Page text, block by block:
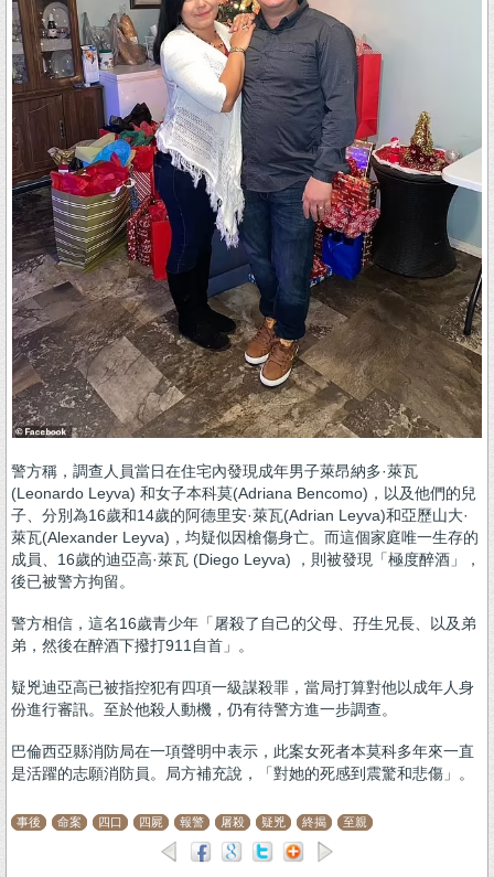
警方稱，調查人員當日在住宅內發現成年男子萊昂納多·萊瓦
(Leonardo Leyva) 和女子本科莫(Adriana Bencomo)，以及他們的兒
子、分別為16歲和14歲的阿德里安·萊瓦(Adrian Leyva)和亞歷山大·
萊瓦(Alexander Leyva)，均疑似因槍傷身亡。而這個家庭唯一生存的
成員、16歲的迪亞高·萊瓦 (Diego Leyva) ，則被發現「極度醉酒」，
後已被警方拘留。
警方相信，這名16歲青少年「屠殺了自己的父母、孖生兄長、以及弟
弟，然後在醉酒下撥打911自首」。
疑兇迪亞高已被指控犯有四項一級謀殺罪，當局打算對他以成年人身
份進行審訊。至於他殺人動機，仍有待警方進一步調查。
巴倫西亞縣消防局在一項聲明中表示，此案女死者本莫科多年來一直
是活躍的志願消防員。局方補充說，「對她的死感到震驚和悲傷」。
事後 命案 四口 四屍 報警 屠殺 疑兇 終揭 至親